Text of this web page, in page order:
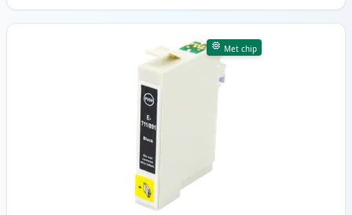
Met chip